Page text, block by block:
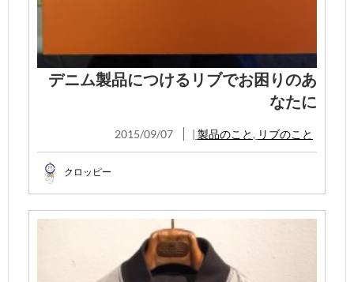
デニム製品につけるリブでお困りのあ
なたに
2015/09/07 製品のこと, リブのこと
クロッピー